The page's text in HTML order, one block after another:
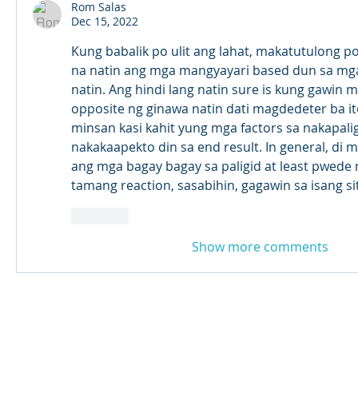
Rom Salas
Dec 15, 2022
Kung babalik po ulit ang lahat, makatutulong
na natin ang mga mangyayari based dun sa
natin. Ang hindi lang natin sure is kung gawin
opposite ng ginawa natin dati magdedeter ba
minsan kasi kahit yung mga factors sa
nakakaapekto din sa end result. In general, di
ang mga bagay bagay sa paligid at least
tamang reaction, sasabihin, gagawin sa isang
Show more comments